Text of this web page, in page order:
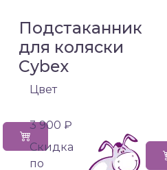
Подстаканник
для коляски
Cybex
Цвет
3 900 ₽
Cкидка
по